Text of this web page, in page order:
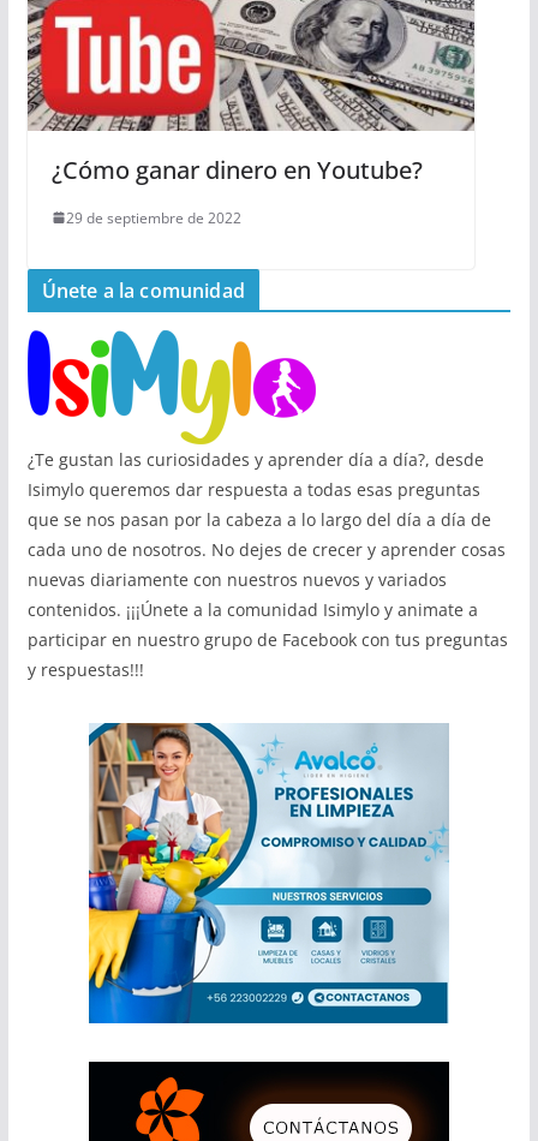
¿Cómo ganar dinero en Youtube?
29 de septiembre de 2022
Únete a la comunidad
¿Te gustan las curiosidades y aprender día a día?, desde
Isimylo queremos dar respuesta a todas esas preguntas
que se nos pasan por la cabeza a lo largo del día a día de
cada uno de nosotros. No dejes de crecer y aprender cosas
nuevas diariamente con nuestros nuevos y variados
contenidos. ¡¡¡Únete a la comunidad Isimylo y animate a
participar en nuestro grupo de Facebook con tus preguntas
y respuestas!!!